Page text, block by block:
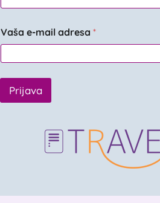
Vaša e-mail adresa *
Prijava